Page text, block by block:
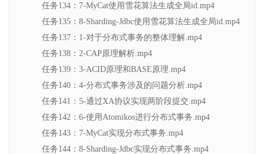
任务134：7-MyCat使用雪花算法生成全局id.mp4
任务135：8-Sharding-Jdbc使用雪花算法生成全局id.mp4
任务137：1-对于分布式事务的整体理解.mp4
任务138：2-CAP原理解析.mp4
任务139：3-ACID原理和BASE原理.mp4
任务140：4-分布式事务涉及的问题分析.mp4
任务141：5-通过XA协议实现两阶段提交.mp4
任务142：6-使用Atomikos进行分布式事务.mp4
任务143：7-MyCat实现分布式事务.mp4
任务144：8-Sharding-Jdbc实现分布式事务.mp4